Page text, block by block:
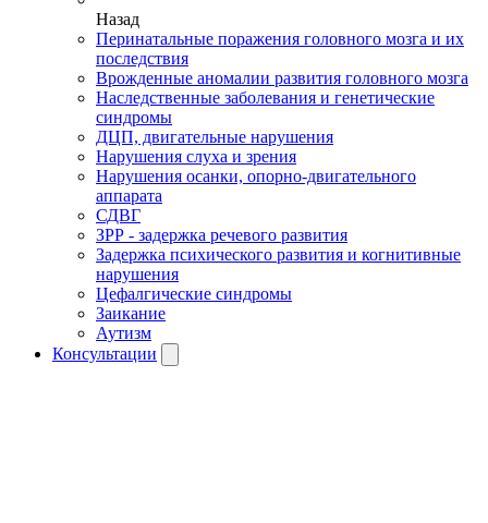
Назад
Перинатальные поражения головного мозга и их
последствия
Врожденные аномалии развития головного мозга
Наследственные заболевания и генетические
синдромы
ДЦП, двигательные нарушения
Нарушения слуха и зрения
Нарушения осанки, опорно-двигательного
аппарата
СДВГ
ЗРР - задержка речевого развития
Задержка психического развития и когнитивные
нарушения
Цефалгические синдромы
Заикание
Аутизм
Консультации